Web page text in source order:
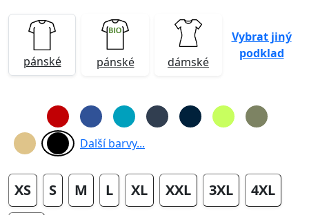
pánské pánské dámské
Vybrat jiný
podklad
Další barvy...
XS S M L XL XXL 3XL 4XL